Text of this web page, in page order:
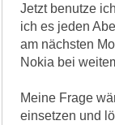
Jetzt benutze
ich es jeden
am nächsten
Nokia bei
Meine Frage
einsetzen und